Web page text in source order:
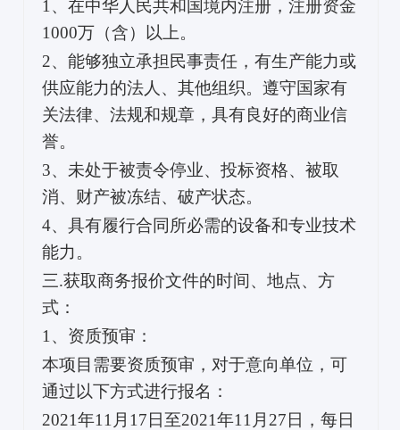
1、在中华人民共和国境内注册，注册资金
1000万（含）以上。
2、能够独立承担民事责任，有生产能力或
供应能力的法人、其他组织。遵守国家有
关法律、法规和规章，具有良好的商业信
誉。
3、未处于被责令停业、投标资格、被取
消、财产被冻结、破产状态。
4、具有履行合同所必需的设备和专业技术
能力。
三.获取商务报价文件的时间、地点、方
式：
1、资质预审：
本项目需要资质预审，对于意向单位，可
通过以下方式进行报名：
2021年11月17日至2021年11月27日，每日